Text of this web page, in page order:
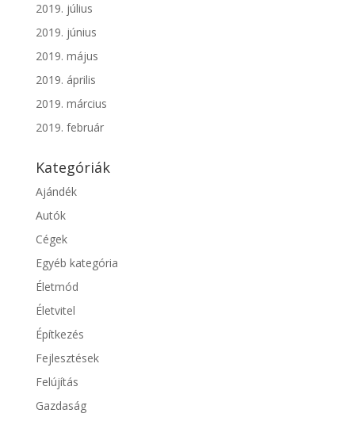
2019. július
2019. június
2019. május
2019. április
2019. március
2019. február
Kategóriák
Ajándék
Autók
Cégek
Egyéb kategória
Életmód
Életvitel
Építkezés
Fejlesztések
Felújítás
Gazdaság